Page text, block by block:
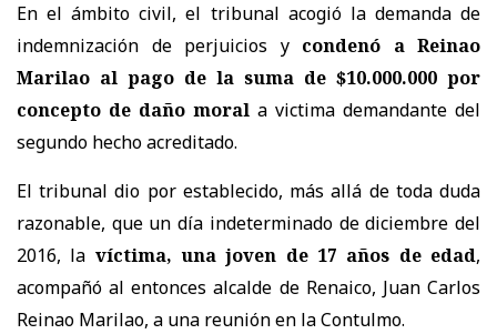
En el ámbito civil, el tribunal acogió la demanda de
indemnización de perjuicios y condenó a Reinao
Marilao al pago de la suma de $10.000.000 por
concepto de daño moral a victima demandante del
segundo hecho acreditado.
El tribunal dio por establecido, más allá de toda duda
razonable, que un día indeterminado de diciembre del
2016, la víctima, una joven de 17 años de edad,
acompañó al entonces alcalde de Renaico, Juan Carlos
Reinao Marilao, a una reunión en la Contulmo.